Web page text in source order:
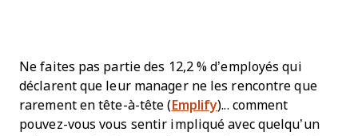
Ne faites pas partie des 12,2 % d’employés qui
déclarent que leur manager ne les rencontre que
rarement en tête-à-tête ( Emplify)... comment
pouvez-vous vous sentir impliqué avec quelqu’un